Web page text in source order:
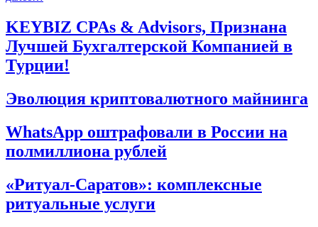
KEYBIZ CPAs & Advisors, Признана
Лучшей Бухгалтерской Компанией в
Турции!
Эволюция криптовалютного майнинга
WhatsApp оштрафовали в России на
полмиллиона рублей
«Ритуал-Саратов»: комплексные
ритуальные услуги